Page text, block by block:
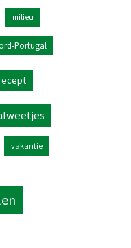
milieu
Portugal
vakantie